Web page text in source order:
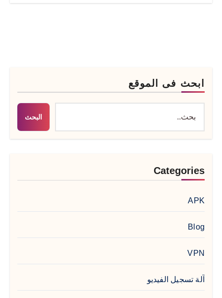
ابحث فى الموقع
البحث
Categories
APK
Blog
VPN
آلة تسجيل الفيديو